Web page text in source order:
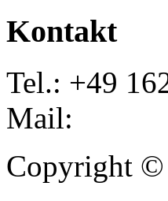
Kontakt
Tel.: +49
Mail:
Copyright ©